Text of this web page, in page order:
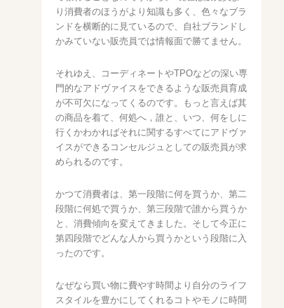
り消費者のほうがより知識も多く、色々なブラ
ンドを横断的に見ているので、自社ブランドし
かみていない販売員では情報面で勝てません。
それゆえ、コーディネートやTPOなどの深い専
門的なアドヴァイスをできるような販売員育成
が不可欠になってくるのです。もっと言えば其
の商品を着て、何処へ，誰と、いつ、何をしに
行くかわかればそれに関するすべてにアドヴァ
イスができるコンセルジュとしての販売員が求
められるのです。
かつて消費者は、第一段階に何を買うか、第二
段階に何処で買うか、第三段階で誰から買うか
と、消費傾向を変えてきました。そして今正に
第四段階でどんな人から買うかという段階に入
ったのです。
なぜなら買い物に費やす時間より自分のライフ
スタイルを豊かにしてくれるコトやモノに時間